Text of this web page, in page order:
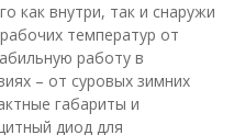
как внутри, так и снаружи
температур от
работу в
– от суровых зимних
габариты и
диод для